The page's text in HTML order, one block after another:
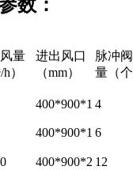
数：
量
h）
进出风口
（mm）
脉冲
量（
400*900*1 4
400*900*1 6
400*900*2 12